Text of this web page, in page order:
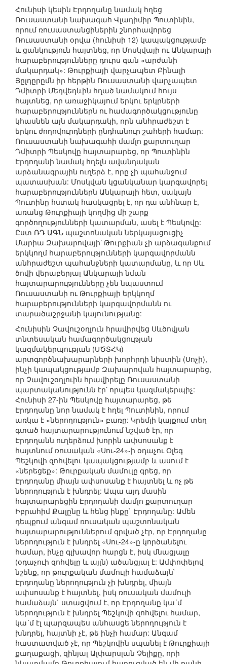
Հունիսի կեսին Էրդողանը նամակ հղեց
Ռուսաստանի նախագահ Վլադիմիր Պուտինին,
որում ռուսաստանցիներին շնորհավորեց
Ռուսաստանի օրվա (հունիսի 12) կապակցությամբ
և ցանկություն հայտնեց, որ Մոսկվայի ու Անկարայի
հարաբերությունները դուրս գան «արժանի
մակարդակ»: Թուրքիայի վարչապետ Բինալի
Յըլդըրըմն իր հերթին Ռուսաստանի վարչապետ
Դմիտրի Մեդվեդևին հղած նամակում հույս
հայտնեց, որ առաջիկայում երկու երկրների
հարաբերություններն ու համագործակցությունը
կհասնեն այն մակարդակի, որն անհրաժեշտ է
երկու ժողովուրդների ընդհանուր շահերի համար:
Ռուսաստանի նախագահի մամլո քարտուղար
Դմիտրի Պեսկովը հայտարարեց, որ Պուտինին
Էրդողանի նամակ հղելն ավանդական
արձանագրային ուղերձ է, որը չի պահանջում
պատասխան: Մոսկվան կցանկանար կարգավորել
հարաբերություններն Անկարայի հետ, սակայն
Պուտինը հստակ հասկացրել է, որ դա անհնար է,
առանց Թուրքիայի կողմից մի շարք
գործողությունների կատարման, ասել է Պեսկովը:
Ըստ ՌԴ ԱԳՆ պաշտոնական ներկայացուցիչ
Մարիա Զախարովայի՝ Թուրքիան չի արձագանքում
երկկողմ հարաբերությունների կարգավորմանն
անհրաժեշտ պահանջների կատարմանը, և որ Սև
ծովի վերաբերյալ Անկարայի նման
հայտարարությունները չեն նպաստում
Ռուսաստանի ու Թուրքիայի երկկողմ
հարաբերությունների կարգավորմանն ու
տարածաշրջանի կայունությանը:
Հունիսին Չավուշօղլուն հրավիրվեց Սևծովյան
տնտեսական համագործակցության
կազմակերպության (ՍԾՏՀԿ)
արտգործնախարարների խորհրդի նիստին (Սոչի),
ինչի կապակցությամբ Զախարովան հայտարարեց,
որ Չավուշօղլուին հրավիրելը Ռուսաստանի
պարտականությունն էր՝ որպես կազմակերպիչ:
Հունիսի 27-ին Պեսկովը հայտարարեց, թե
Էրդողանը նոր նամակ է հղել Պուտինին, որում
առկա է «ներողություն» բառը: Կրեմլի կայքում տեղ
գտած հայտարարությունում նշված էր, որ
Էրդողանն ուղերձում խորին ափսոսանք է
հայտնում ռուսական «Սու-24»-ի օդաչու Օլեգ
Պեշկովի զոհվելու կապակցությամբ և ասում է
«ներեցեք»: Թուրքական մամուլը գրեց, որ
Էրդողանը միայն ափսոսանք է հայտնել և ոչ թե
ներողություն է խնդրել: Ապա այդ մասին
հայտարարեցին Էրդողանի մամլո քարտուղար
Իբրահիմ Քալընը և հենց ինքը` Էրդողանը: Ամեն
դեպքում անգամ ռուսական պաշտոնական
հայտարարություններում գրված չէր, որ Էրդողանը
ներողություն է խնդրել «Սու-24»-ը կործանելու
համար, ինչը գլխավոր հարցն է, իսկ մնացյալը
(օդաչուի զոհվելը և այլն) ածանցյալ է: Ամփոփելով
նշենք, որ թուրքական մամուլի համաձայն`
Էրդողանը ներողություն չի խնդրել, միայն
ափսոսանք է հայտնել, իսկ ռուսական մամուլի
համաձայն` ստացվում է, որ Էրդողանը կա´մ
ներողություն է խնդրել Պեշկովի զոհվելու համար,
կա´մ էլ պարզապես անհասցե ներողություն է
խնդրել, հայտնի չէ, թե ինչի համար: Անգամ
հաստատված չէ, որ Պեշկովին սպանել է Թուրքիայի
քաղաքացի, զինյալ Ալփարսլան Չելիքը, որի